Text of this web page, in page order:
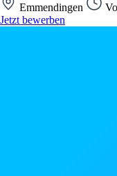
Emmendingen
Jetzt bewerben